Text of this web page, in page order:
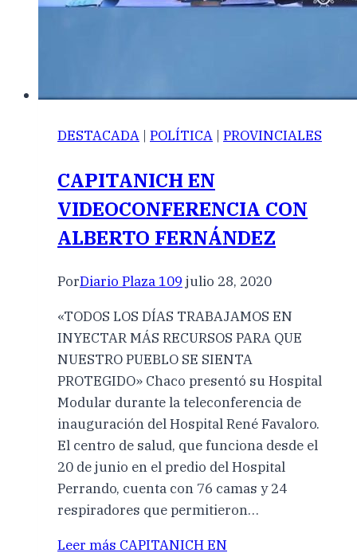
DESTACADA | POLÍTICA | PROVINCIALES
CAPITANICH EN
VIDEOCONFERENCIA CON
ALBERTO FERNÁNDEZ
PorDiario Plaza 109 julio 28, 2020
«TODOS LOS DÍAS TRABAJAMOS EN
INYECTAR MÁS RECURSOS PARA QUE
NUESTRO PUEBLO SE SIENTA
PROTEGIDO» Chaco presentó su Hospital
Modular durante la teleconferencia de
inauguración del Hospital René Favaloro.
El centro de salud, que funciona desde el
20 de junio en el predio del Hospital
Perrando, cuenta con 76 camas y 24
respiradores que permitieron…
Leer más CAPITANICH EN